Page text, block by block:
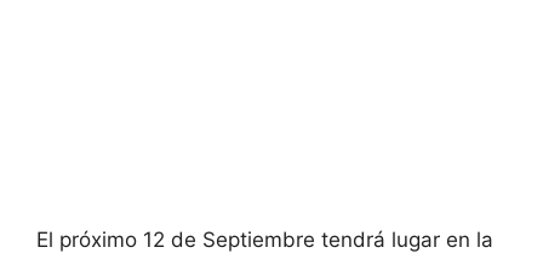
El próximo 12 de Septiembre tendrá lugar en la